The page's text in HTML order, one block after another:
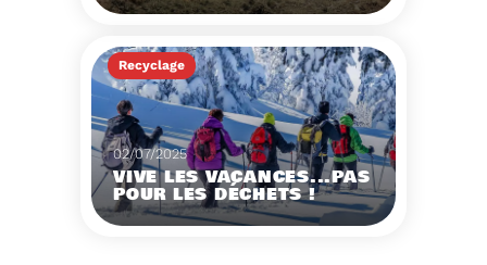
TERRITOIRES
broyeur forestier mobile
à la déchèterie de
Matemale.
Voir plus
Recyclage
02/07/2025
VIVE LES VACANCES...PAS
POUR LES DÉCHETS !